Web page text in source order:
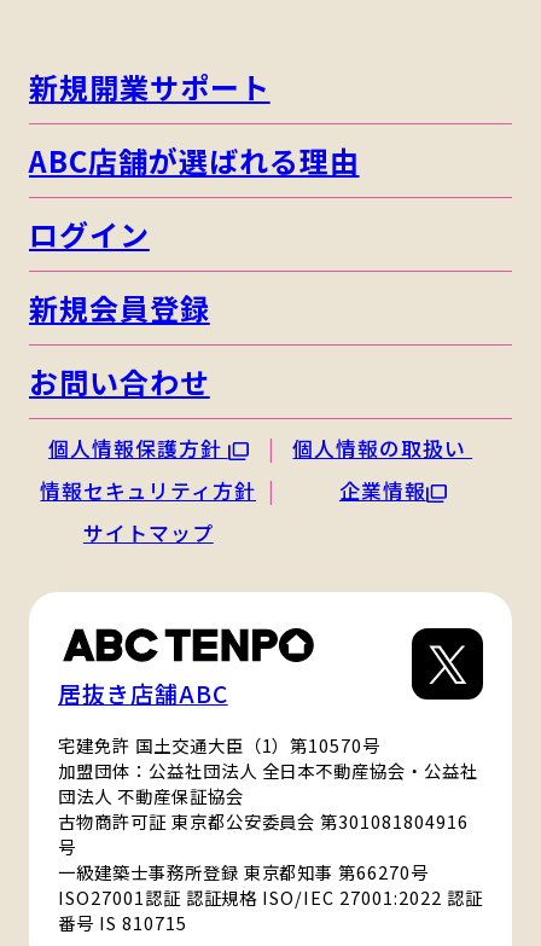
新規開業サポート
ABC店舗が選ばれる理由
ログイン
新規会員登録
お問い合わせ
個人情報保護方針
個人情報の取扱い
情報セキュリティ方針
企業情報
サイトマップ
居抜き店舗ABC
宅建免許 国土交通大臣（1）第10570号
加盟団体：公益社団法人 全日本不動産協会・公益社
団法人 不動産保証協会
古物商許可証 東京都公安委員会 第301081804916
号
一級建築士事務所登録 東京都知事 第66270号
ISO27001認証 認証規格 ISO/IEC 27001:2022 認証
番号 IS 810715